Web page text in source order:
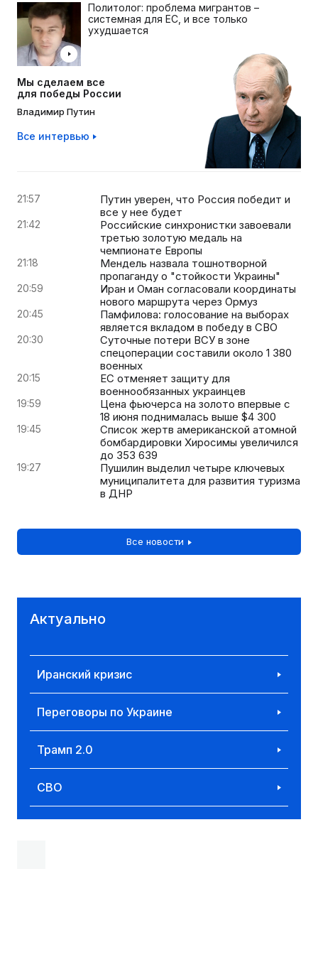
Политолог: проблема мигрантов –
системная для ЕС, и все только
ухудшается
Мы сделаем все
для победы России
Владимир Путин
Все интервью
21:57
Путин уверен, что Россия победит и
все у нее будет
21:42
Российские синхронистки завоевали
третью золотую медаль на
чемпионате Европы
21:18
Мендель назвала тошнотворной
пропаганду о "стойкости Украины"
20:59
Иран и Оман согласовали координаты
нового маршрута через Ормуз
20:45
Памфилова: голосование на выборах
является вкладом в победу в СВО
20:30
Суточные потери ВСУ в зоне
спецоперации составили около 1 380
военных
20:15
ЕС отменяет защиту для
военнообязанных украинцев
19:59
Цена фьючерса на золото впервые с
18 июня поднималась выше $4 300
19:45
Список жертв американской атомной
бомбардировки Хиросимы увеличился
до 353 639
19:27
Пушилин выделил четыре ключевых
муниципалитета для развития туризма
в ДНР
Все новости
Актуально
Иранский кризис
Переговоры по Украине
Трамп 2.0
СВО